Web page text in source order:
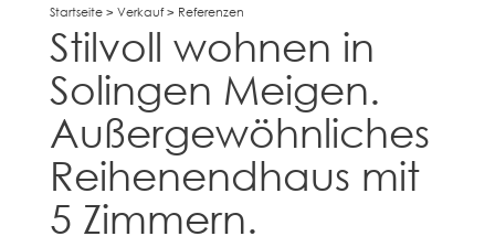
Startseite> Verkauf> Referenzen
Stilvoll wohnen in
Solingen Meigen.
Außergewöhnliches
Reihenendhaus mit
5 Zimmern.